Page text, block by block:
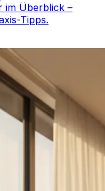
im Überblick –
Tipps.